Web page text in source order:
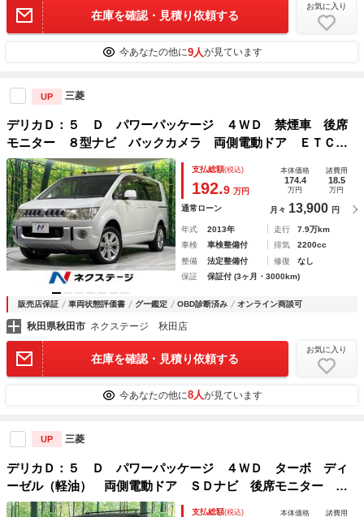
在庫を確認・見積り依頼する
お気に入り
今あなたの他に9人が見ています
UP 三菱
デリカＤ：５ Ｄ パワーパッケージ ４ＷＤ 禁煙車 後席
モニター ８型ナビ バックカメラ 両側電動ドア ＥＴＣ
シートヒーター クルーズコントロール ＨＩＤヘッドライ
ト Ｂｌｕｅｔｏｏｔｈ パドルシフト
支払総額(税込)
192.9 万円
本体価格
174.4
万円
諸費用
18.5
万円
通常ローン 月々 13,900 円
年式 2013年 走行
7.9万km
車検
車検整備付 排気
2200cc
整備
法定整備付 修復
なし
保証
保証付 (3ヶ月・3000km)
販売店保証 車両状態評価書 グー鑑定 OBD診断済み オンライン商談可
秋田県秋田市 ネクステージ 秋田店
在庫を確認・見積り依頼する
お気に入り
今あなたの他に8人が見ています
UP 三菱
デリカＤ：５ Ｄ パワーパッケージ ４ＷＤ ターボ ディ
ーゼル（軽油） 両側電動ドア ＳＤナビ 後席モニター バ
ックカメラ 禁煙車 ドラレコ スマートキー ＨＩＤヘッ
支払総額(税込) 本体価格 諸費用